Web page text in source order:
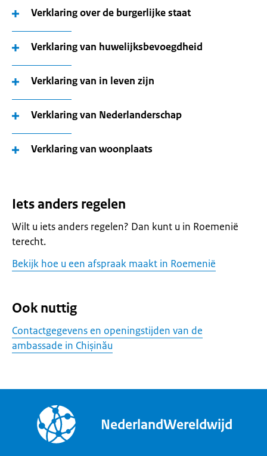
Verklaring over de burgerlijke staat
Verklaring van huwelijksbevoegdheid
Verklaring van in leven zijn
Verklaring van Nederlanderschap
Verklaring van woonplaats
Iets anders regelen
Wilt u iets anders regelen? Dan kunt u in Roemenië
terecht.
Bekijk hoe u een afspraak maakt in Roemenië
Ook nuttig
Contactgegevens en openingstijden van de
ambassade in Chișinău
NederlandWereldwijd